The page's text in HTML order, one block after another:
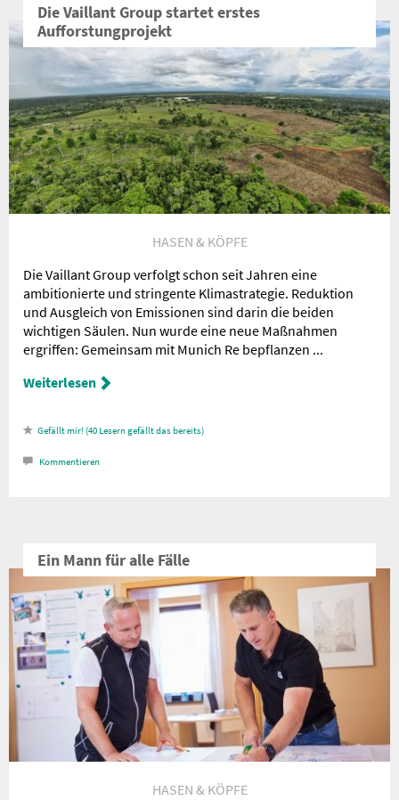
Die Vaillant Group startet erstes
Aufforstungprojekt
HASEN & KÖPFE
Die Vaillant Group verfolgt schon seit Jahren eine
ambitionierte und stringente Klimastrategie. Reduktion
und Ausgleich von Emissionen sind darin die beiden
wichtigen Säulen. Nun wurde eine neue Maßnahmen
ergriffen: Gemeinsam mit Munich Re bepflanzen ...
Weiterlesen
40 Lesern gefällt das
Kommentieren
Ein Mann für alle Fälle
HASEN & KÖPFE